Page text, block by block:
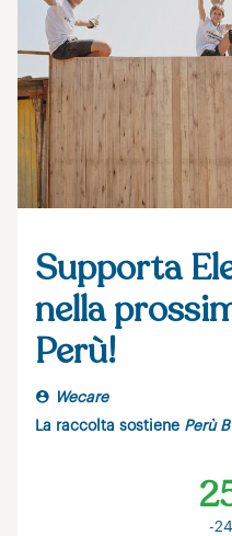
Supporta
nella
Perù!
Wecare
La raccolta sostiene Perù B
-